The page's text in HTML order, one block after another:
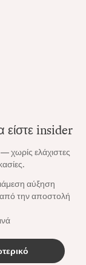
είστε insider
χωρίς ελάχιστες
αύξηση
από την αποστολή